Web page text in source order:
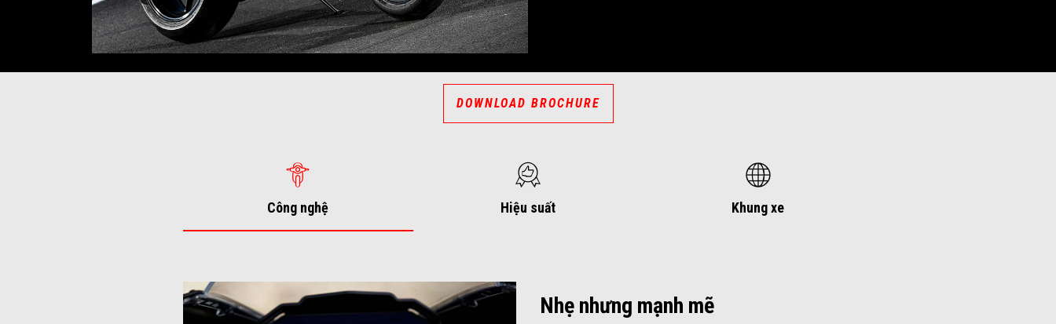
DOWNLOAD BROCHURE
Công nghệ Hiệu suất Khung xe
Nhẹ nhưng mạnh mẽ